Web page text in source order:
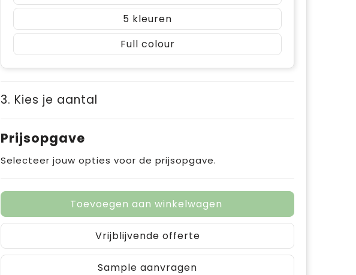
5
Full colour
3. Kies je aantal
Prijsopgave
Selecteer jouw opties voor de prijsopgave.
Toevoegen aan winkelwagen
Vrijblijvende offerte
Sample aanvragen